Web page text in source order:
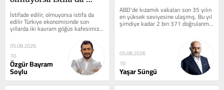
İstifade edilir, olmuyorsa istifa da
edilir Türkiye ekonomisinde son
yıllarda iki kavram göğüs kafesimize
resmen demir atmış durumda....
05.08.2026
10
Özgür Bayram
Soylu
ABD'de kızamık vakaları son 35 yılın
en yüksek seviyesine ulaşmış. Bu yıl
şimdiye kadar 2 bin 371 doğrulanmış
kızamık vakası...
05.08.2026
10
Yaşar Süngü